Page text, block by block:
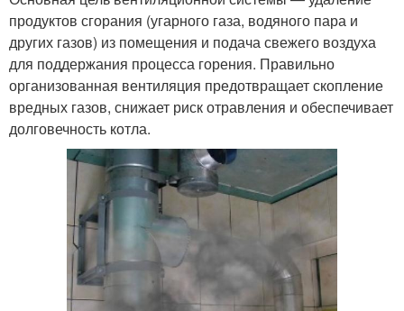
продуктов сгорания (угарного газа, водяного пара и
других газов) из помещения и подача свежего воздуха
для поддержания процесса горения. Правильно
организованная вентиляция предотвращает скопление
вредных газов, снижает риск отравления и обеспечивает
долговечность котла.